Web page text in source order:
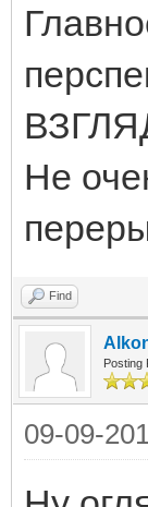
Не
Find
Posting
09-09-